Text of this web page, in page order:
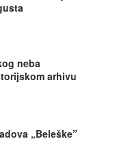
neba
arhivu
„Beleške”